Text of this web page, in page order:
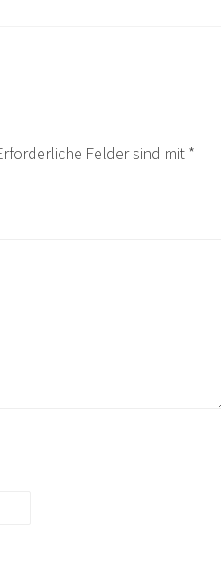
Felder sind mit *